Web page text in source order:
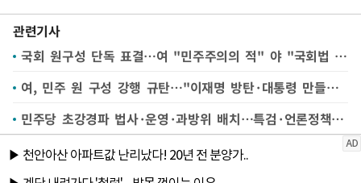
관련기사
국회 원구성 단독 표결…여 "민주주의의 적" 야 "국회법 준수해야"
여, 민주 원 구성 강행 규탄…"이재명 방탄·대통령 만들기 위한 것"(종합)
민주당 초강경파 법사·운영·과방위 배치…특검·언론정책 대비